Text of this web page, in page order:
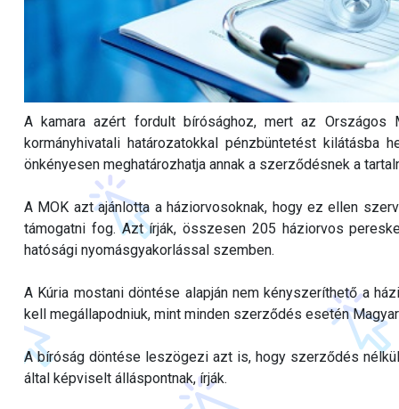
A kamara azért fordult bírósághoz, mert az Országos
kormányhivatali határozatokkal pénzbüntetést kilátásba
önkényesen meghatározhatja annak a szerződésnek a
A MOK azt ajánlotta a háziorvosoknak, hogy ez ellen
támogatni fog. Azt írják, összesen 205 háziorvos
hatósági nyomásgyakorlással szemben.
A Kúria mostani döntése alapján nem kényszeríthető a
kell megállapodniuk, mint minden szerződés esetén
A bíróság döntése leszögezi azt is, hogy szerződés
által képviselt álláspontnak, írják.